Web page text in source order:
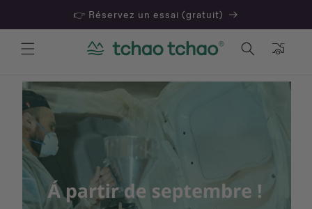
👉 Réservez un essai (gratuit)
Panier